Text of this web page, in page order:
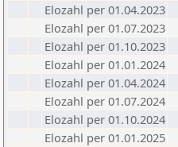
Elozahl per 01.04.2023
Elozahl per 01.07.2023
Elozahl per 01.10.2023
Elozahl per 01.01.2024
Elozahl per 01.04.2024
Elozahl per 01.07.2024
Elozahl per 01.10.2024
Elozahl per 01.01.2025